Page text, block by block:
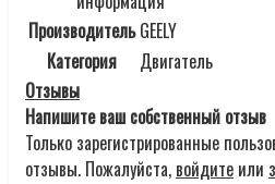
Производитель GEELY
Категория
Двигатель
Отзывы
Напишите ваш собственный отзыв
Только зарегистрированные
отзывы. Пожалуйста, войдите или